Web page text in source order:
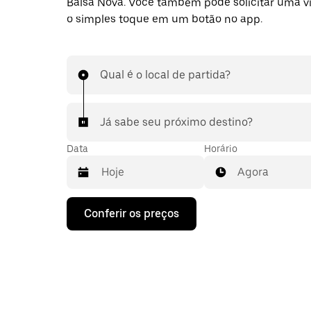
o simples toque em um botão no app.
Qual é o local de partida?
Já sabe seu próximo destino?
Data
Pressione
seta
Horário
Agora
Conferir os preços